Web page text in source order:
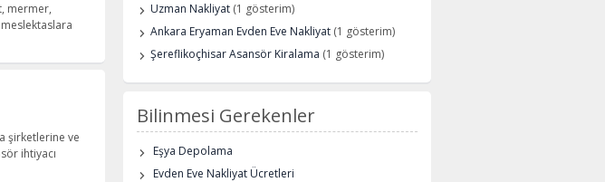
mermer,
meslektaslara
şirketlerine ve
ihtiyacı
Uzman Nakliyat (1 gösterim)
Ankara Eryaman Evden Eve Nakliyat (1 gösterim)
Şereflikoçhisar Asansör Kiralama (1 gösterim)
Bilinmesi Gerekenler
Eşya Depolama
Evden Eve Nakliyat Ücretleri